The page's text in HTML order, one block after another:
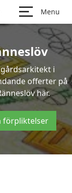
Menu
i
offerter på
här.
förpliktelser